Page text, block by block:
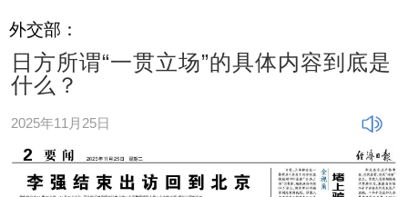
外交部：
日方所谓“一贯立场”的具体内容到底是
什么？
2025年11月25日